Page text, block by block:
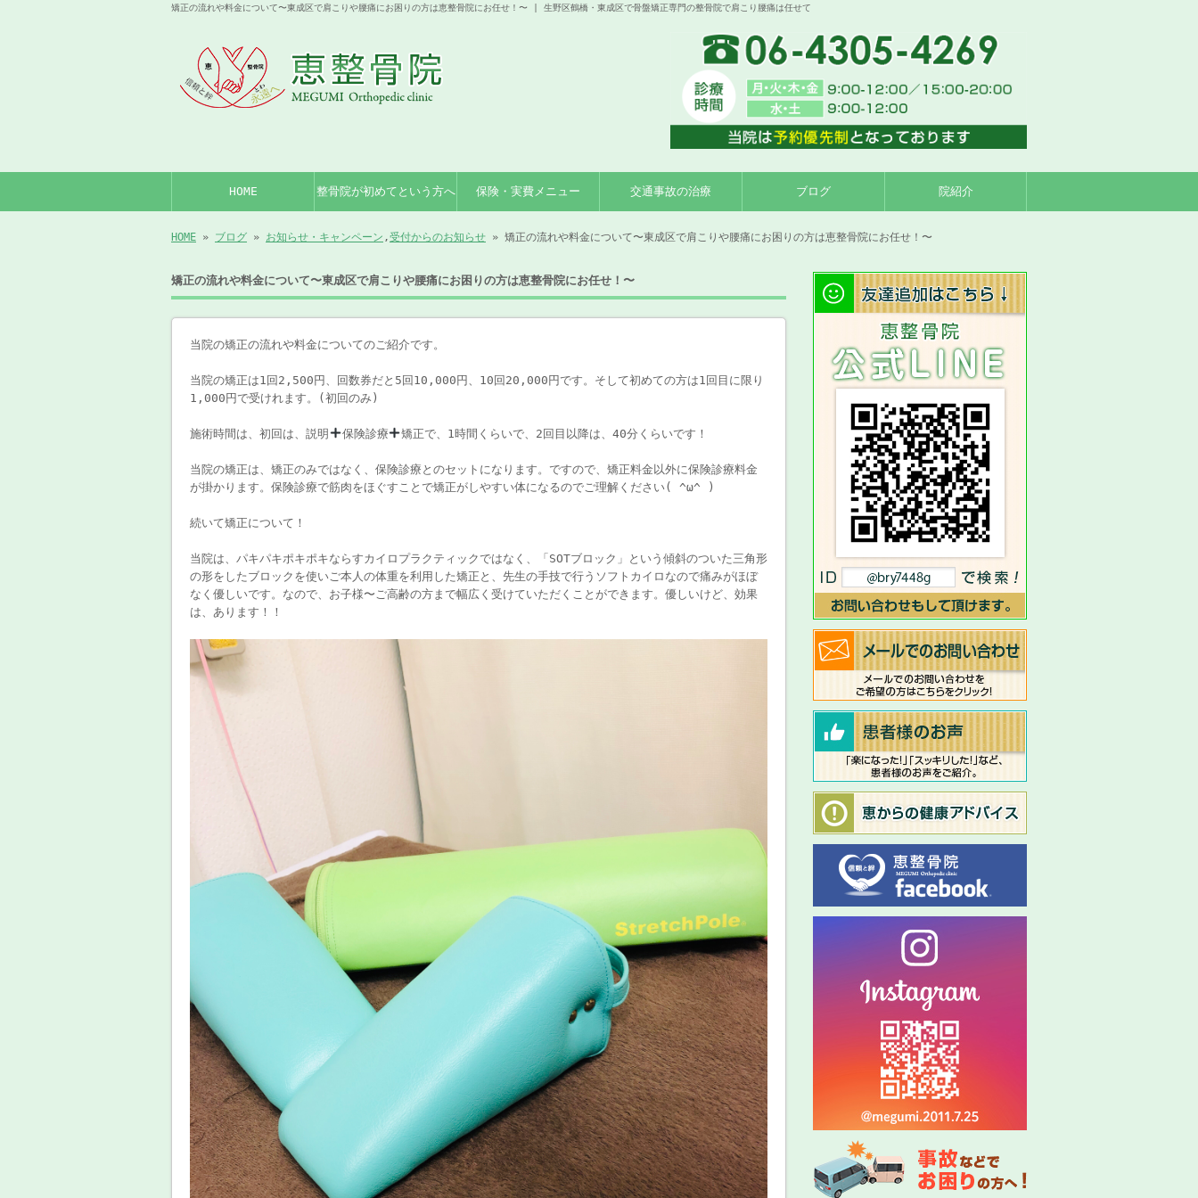
矯正の流れや料金について〜東成区で肩こりや腰痛にお困りの方は恵整骨院にお任せ！〜 | 生野区鶴橋・東成区で骨盤矯正専門の整骨院で肩こり腰痛は任せて
HOME 整骨院が初めてという方へ 保険・実費メニュー 交通事故の治療 ブログ 院紹介
HOME » ブログ » お知らせ・キャンペーン ,受付からのお知らせ » 矯正の流れや料金について〜東成区で肩こりや腰痛にお困りの方は恵整骨院にお任せ！〜
矯正の流れや料金について〜東成区で肩こりや腰痛にお困りの方は恵整骨院にお任せ！〜
当院の矯正の流れや料金についてのご紹介です。
当院の矯正は1回2,500円、回数券だと5回10,000円、10回20,000円です。そして初めての方は1回目に限り
1,000円で受けれます。(初回のみ)
施術時間は、初回は、説明 保険診療 矯正で、1時間くらいで、2回目以降は、40分くらいです！
当院の矯正は、矯正のみではなく、保険診療とのセットになります。ですので、矯正料金以外に保険診療料金
が掛かります。保険診療で筋肉をほぐすことで矯正がしやすい体になるのでご理解ください( ^ω^ )
続いて矯正について！
当院は、パキパキポキポキならすカイロプラクティックではなく、「SOTブロック」という傾斜のついた三角形
の形をしたブロックを使いご本人の体重を利用した矯正と、先生の手技で行うソフトカイロなので痛みがほぼ
なく優しいです。なので、お子様〜ご高齢の方まで幅広く受けていただくことができます。優しいけど、効果
は、あります！！